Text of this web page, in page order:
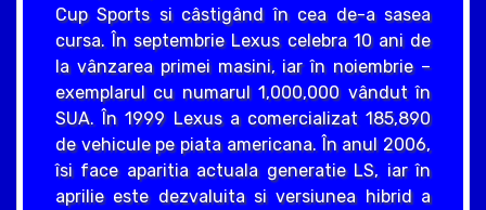
Cup Sports si câstigând în cea de-a sasea
cursa. În septembrie Lexus celebra 10 ani de
la vânzarea primei masini, iar în noiembrie –
exemplarul cu numarul 1,000,000 vândut în
SUA. În 1999 Lexus a comercializat 185,890
de vehicule pe piata americana. În anul 2006,
îsi face aparitia actuala generatie LS, iar în
aprilie este dezvaluita si versiunea hibrid a